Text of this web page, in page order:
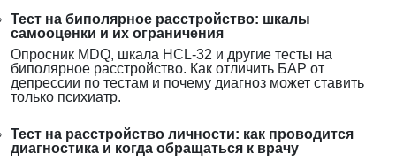
Тест на биполярное расстройство: шкалы
самооценки и их ограничения
Опросник MDQ, шкала HCL-32 и другие тесты на
биполярное расстройство. Как отличить БАР от
депрессии по тестам и почему диагноз может ставить
только психиатр.
Тест на расстройство личности: как проводится
диагностика и когда обращаться к врачу